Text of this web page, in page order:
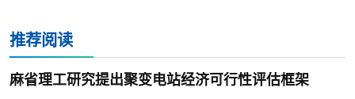
推荐阅读
麻省理工研究提出聚变电站经济可行性评估框架